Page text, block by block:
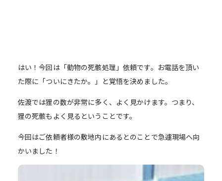
はい！今回は「動物の死骸処理」依頼です。お電話を頂い
た際に「ついにきたか。」と覚悟を決めました。
佐渡では狸の数が非常に多く、よく見かけます。つまり、
狸の死骸もよく見るということです。
今回はご依頼者様の敷地内にあるとのことで急遽現場へ向
かいました！